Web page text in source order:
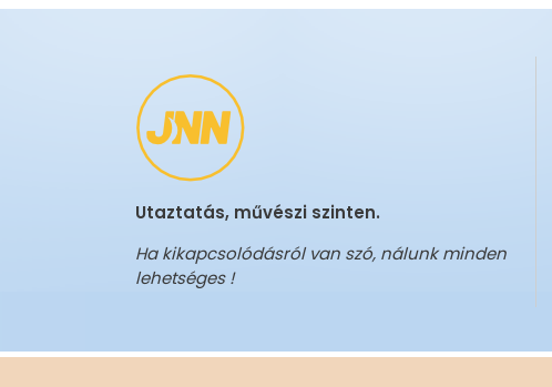
Utaztatás, művészi szinten.
Ha kikapcsolódásról van szó, nálunk minden
lehetséges !